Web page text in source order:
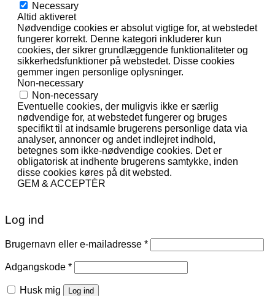
Necessary
Altid aktiveret
Nødvendige cookies er absolut vigtige for, at webstedet
fungerer korrekt. Denne kategori inkluderer kun
cookies, der sikrer grundlæggende funktionaliteter og
sikkerhedsfunktioner på webstedet. Disse cookies
gemmer ingen personlige oplysninger.
Non-necessary
Non-necessary
Eventuelle cookies, der muligvis ikke er særlig
nødvendige for, at webstedet fungerer og bruges
specifikt til at indsamle brugerens personlige data via
analyser, annoncer og andet indlejret indhold,
betegnes som ikke-nødvendige cookies. Det er
obligatorisk at indhente brugerens samtykke, inden
disse cookies køres på dit websted.
GEM & ACCEPTÈR
Log ind
Brugernavn eller e-mailadresse *Påkrævet
Adgangskode *Påkrævet
Husk mig Log ind